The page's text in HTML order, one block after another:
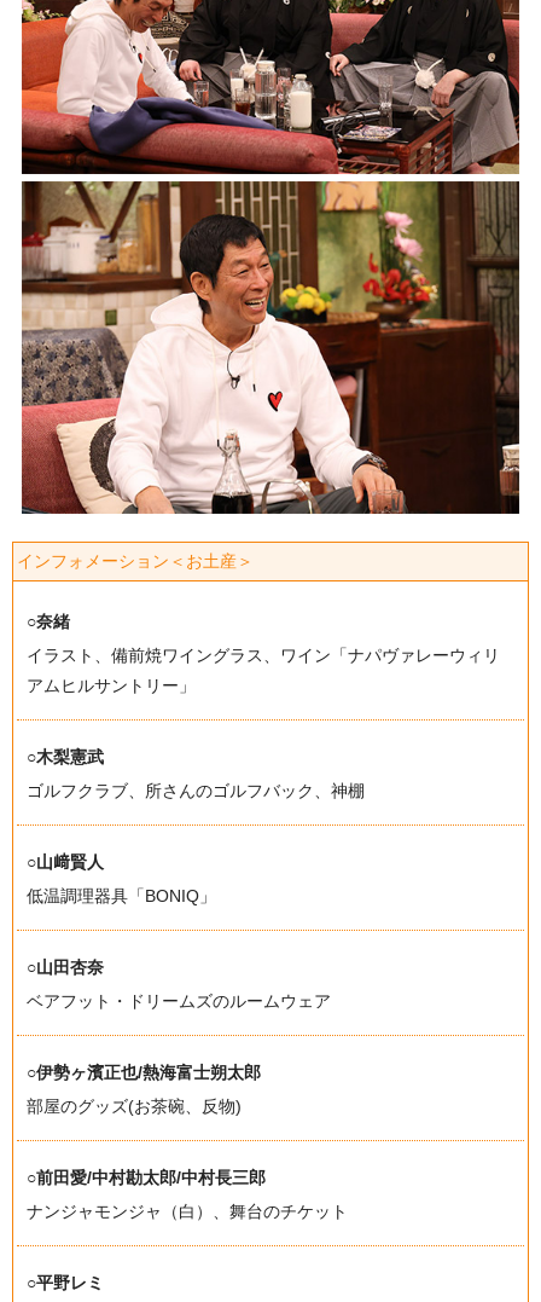
インフォメーション＜お土産＞
○奈緒
イラスト、備前焼ワイングラス、ワイン「ナパヴァレーウィリ
アムヒルサントリー」
○木梨憲武
ゴルフクラブ、所さんのゴルフバック、神棚
○山﨑賢人
低温調理器具「BONIQ」
○山田杏奈
ベアフット・ドリームズのルームウェア
○伊勢ヶ濱正也/熱海富士朔太郎
部屋のグッズ(お茶碗、反物)
○前田愛/中村勘太郎/中村長三郎
ナンジャモンジャ（白）、舞台のチケット
○平野レミ